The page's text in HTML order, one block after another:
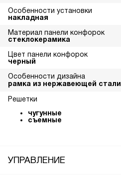
Особенности установки
накладная
Материал панели конфорок
стеклокерамика
Цвет панели конфорок
черный
Особенности дизайна
рамка из нержавеющей стали
Решетки
чугунные
съемные
УПРАВЛЕНИЕ